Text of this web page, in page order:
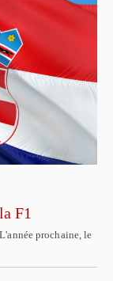
F1
prochaine, le